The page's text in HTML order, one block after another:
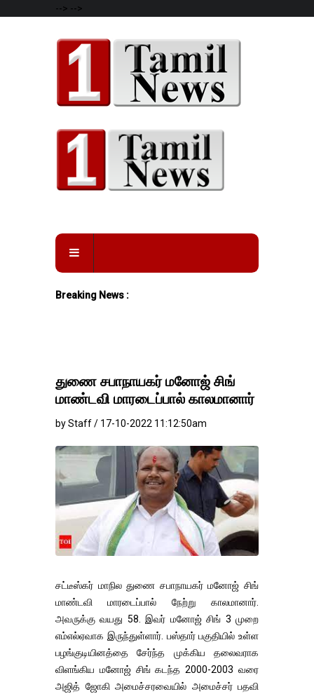
--> -->
Breaking News :
துணை சபாநாயகர் மனோஜ் சிங்
மாண்டவி மாரடைப்பால் காலமானார்
by Staff / 17-10-2022 11:12:50am
சட்டீஸ்கர் மாநில துணை சபாநாயகர் மனோஜ் சிங்
மாண்டவி மாரடைப்பால் நேற்று காலமானார்.
அவருக்கு வயது 58. இவர் மனோஜ் சிங் 3 முறை
எம்எல்ஏவாக இருந்துள்ளார். பஸ்தார் பகுதியில் உள்ள
பழங்குடியினத்தை சேர்ந்த முக்கிய தலைவராக
விளங்கிய மனோஜ் சிங் கடந்த 2000-2003 வரை
அஜித் ஜோகி அமைச்சரவையில் அமைச்சர் பதவி